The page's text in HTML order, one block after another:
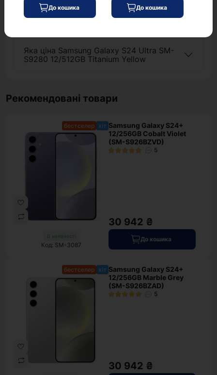
Які умови доставки для Samsung Galaxy
S24 Ultra SM-S9280 12/512GB Titanium
Яка ціна Samsung Galaxy S24 Ultra SM-
S9280 12/512GB Titanium Yellow
Рекомендовані товари
бестселер хіт
В наявності
Код: SM-3087
Samsung Galaxy S24+
12/256GB Cobalt Violet
(SM-S926BZVD)
5
30 942 ₴
До кошика
бестселер хіт Samsung Galaxy S24+
12/256GB Marble Grey
(SM-S926BZAD)
5
30 942 ₴
До кошика До кошика